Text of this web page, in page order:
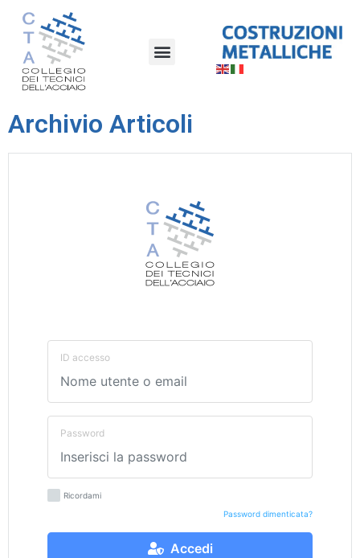
Archivio Articoli
ID accesso
Password
Ricordami
Password dimenticata?
Accedi